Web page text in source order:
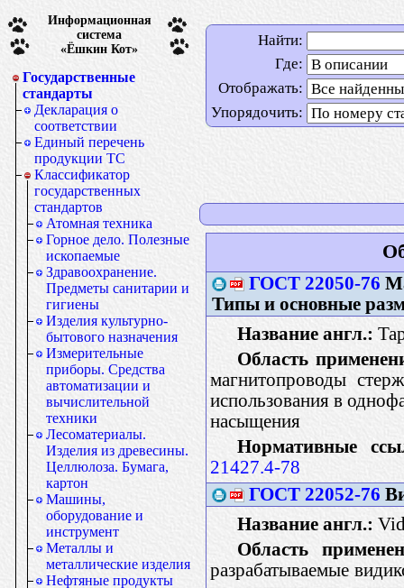
Информационная
система
«Ёшкин Кот»
Государственные
стандарты
Декларация о
соответствии
Единый перечень
продукции ТС
Классификатор
государственных
стандартов
Атомная техника
Горное дело. Полезные
ископаемые
Здравоохранение.
Предметы санитарии и
гигиены
Изделия культурно-
бытового назначения
Измерительные
приборы. Средства
автоматизации и
вычислительной
техники
Лесоматериалы.
Изделия из древесины.
Целлюлоза. Бумага,
картон
Машины,
оборудование и
инструмент
Металлы и
металлические изделия
Нефтяные продукты
Найти:
Где:
Отображать:
Упорядочить:
ГОСТ 22050-76
Типы и основные
Название англ.:
Область
магнитопроводы
использования в
насыщения
Нормативные
21427.4-78
ГОСТ 22052-76
Название англ.:
Область
разрабатываемые